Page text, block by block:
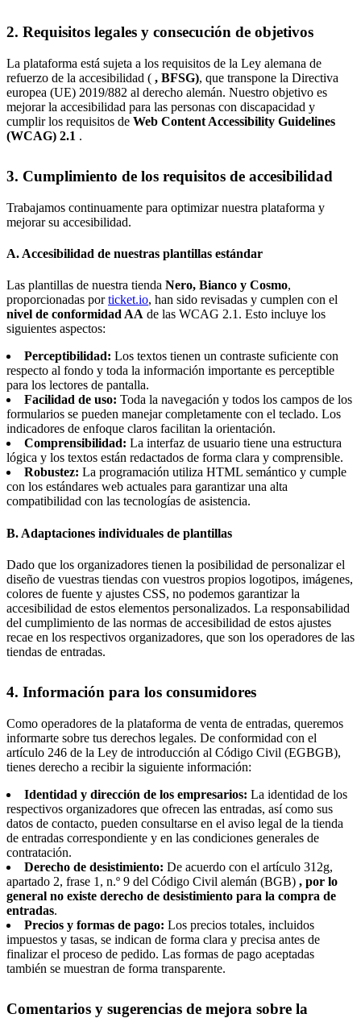
2. Requisitos legales y consecución de objetivos
La plataforma está sujeta a los requisitos de la Ley alemana de
refuerzo de la accesibilidad ( , BFSG), que transpone la Directiva
europea (UE) 2019/882 al derecho alemán. Nuestro objetivo es
mejorar la accesibilidad para las personas con discapacidad y
cumplir los requisitos de Web Content Accessibility Guidelines
(WCAG) 2.1 .
3. Cumplimiento de los requisitos de accesibilidad
Trabajamos continuamente para optimizar nuestra plataforma y
mejorar su accesibilidad.
A. Accesibilidad de nuestras plantillas estándar
Las plantillas de nuestra tienda Nero, Bianco y Cosmo,
proporcionadas porticket.io, han sido revisadas y cumplen con el
nivel de conformidad AA de las WCAG 2.1. Esto incluye los
siguientes aspectos:
Perceptibilidad: Los textos tienen un contraste suficiente con
respecto al fondo y toda la información importante es perceptible
para los lectores de pantalla.
Facilidad de uso: Toda la navegación y todos los campos de los
formularios se pueden manejar completamente con el teclado. Los
indicadores de enfoque claros facilitan la orientación.
Comprensibilidad: La interfaz de usuario tiene una estructura
lógica y los textos están redactados de forma clara y comprensible.
Robustez: La programación utiliza HTML semántico y cumple
con los estándares web actuales para garantizar una alta
compatibilidad con las tecnologías de asistencia.
B. Adaptaciones individuales de plantillas
Dado que los organizadores tienen la posibilidad de personalizar el
diseño de vuestras tiendas con vuestros propios logotipos, imágenes,
colores de fuente y ajustes CSS, no podemos garantizar la
accesibilidad de estos elementos personalizados. La responsabilidad
del cumplimiento de las normas de accesibilidad de estos ajustes
recae en los respectivos organizadores, que son los operadores de las
tiendas de entradas.
4. Información para los consumidores
Como operadores de la plataforma de venta de entradas, queremos
informarte sobre tus derechos legales. De conformidad con el
artículo 246 de la Ley de introducción al Código Civil (EGBGB),
tienes derecho a recibir la siguiente información:
Identidad y dirección de los empresarios: La identidad de los
respectivos organizadores que ofrecen las entradas, así como sus
datos de contacto, pueden consultarse en el aviso legal de la tienda
de entradas correspondiente y en las condiciones generales de
contratación.
Derecho de desistimiento: De acuerdo con el artículo 312g,
apartado 2, frase 1, n.º 9 del Código Civil alemán (BGB) , por lo
general no existe derecho de desistimiento para la compra de
entradas.
Precios y formas de pago: Los precios totales, incluidos
impuestos y tasas, se indican de forma clara y precisa antes de
finalizar el proceso de pedido. Las formas de pago aceptadas
también se muestran de forma transparente.
Comentarios y sugerencias de mejora sobre la